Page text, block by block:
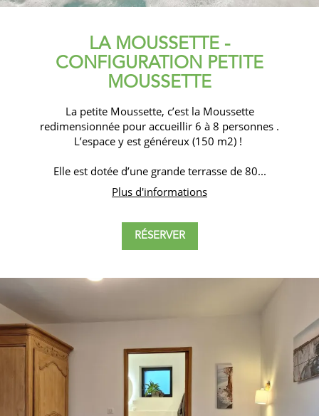
LA MOUSSETTE -
CONFIGURATION PETITE
MOUSSETTE
La petite Moussette, c’est la Moussette
redimensionnée pour accueillir 6 à 8 personnes .
L’espace y est généreux (150 m2) !
Elle est dotée d’une grande terrasse de 80...
Plus d'informations
RÉSERVER